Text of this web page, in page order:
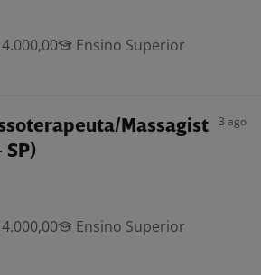
Ensino Superior
Massagist
SP)
3 ago
Ensino Superior